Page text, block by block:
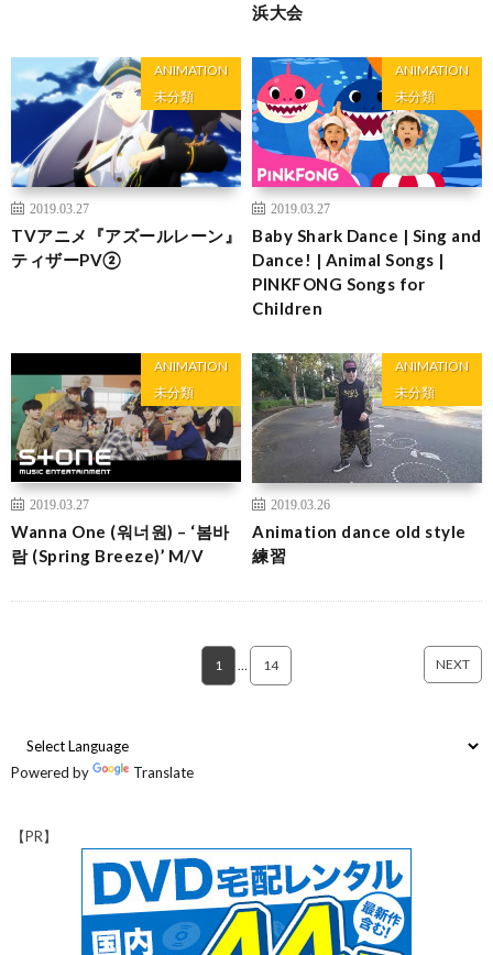
浜大会
ANIMATION
未分類
2019.03.27
TVアニメ『アズールレーン』
ティザーPV②
ANIMATION
未分類
2019.03.27
Baby Shark Dance | Sing and
Dance! | Animal Songs |
PINKFONG Songs for
Children
ANIMATION
未分類
2019.03.27
Wanna One (워너원) – ‘봄바
람 (Spring Breeze)’ M/V
ANIMATION
未分類
2019.03.26
Animation dance old style
練習
1 14 NEXT
Powered by Translate
【PR】